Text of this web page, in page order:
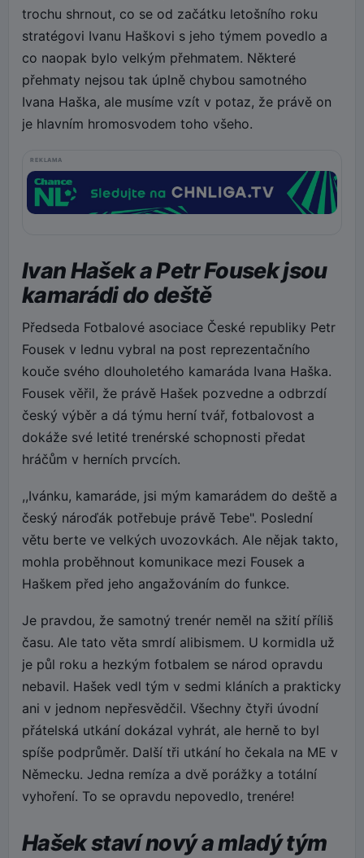
trochu shrnout, co se od začátku letošního roku
stratégovi Ivanu Haškovi s jeho týmem povedlo a
co naopak bylo velkým přehmatem. Některé
přehmaty nejsou tak úplně chybou samotného
Ivana Haška, ale musíme vzít v potaz, že právě on
je hlavním hromosvodem toho všeho.
REKLAMA
Ivan Hašek a Petr Fousek jsou
kamarádi do deště
Předseda Fotbalové asociace České republiky Petr
Fousek v lednu vybral na post reprezentačního
kouče svého dlouholetého kamaráda Ivana Haška.
Fousek věřil, že právě Hašek pozvedne a odbrzdí
český výběr a dá týmu herní tvář, fotbalovost a
dokáže své letité trenérské schopnosti předat
hráčům v herních prvcích.
,,Ivánku, kamaráde, jsi mým kamarádem do deště a
český nároďák potřebuje právě Tebe". Poslední
větu berte ve velkých uvozovkách. Ale nějak takto,
mohla proběhnout komunikace mezi Fousek a
Haškem před jeho angažováním do funkce.
Je pravdou, že samotný trenér neměl na sžití příliš
času. Ale tato věta smrdí alibismem. U kormidla už
je půl roku a hezkým fotbalem se národ opravdu
nebavil. Hašek vedl tým v sedmi kláních a prakticky
ani v jednom nepřesvědčil. Všechny čtyři úvodní
přátelská utkání dokázal vyhrát, ale herně to byl
spíše podprůměr. Další tři utkání ho čekala na ME v
Německu. Jedna remíza a dvě porážky a totální
vyhoření. To se opravdu nepovedlo, trenére!
Hašek staví nový a mladý tým